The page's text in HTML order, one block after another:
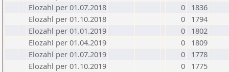
Elozahl per 01.07.2018
0
1836
Elozahl per 01.10.2018
0
1794
Elozahl per 01.01.2019
0
1802
Elozahl per 01.04.2019
0
1809
Elozahl per 01.07.2019
0
1778
Elozahl per 01.10.2019
0
1775